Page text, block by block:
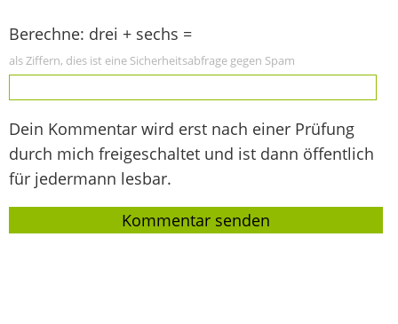
Berechne: drei + sechs =
als Ziffern, dies ist eine Sicherheitsabfrage gegen Spam
Dein Kommentar wird erst nach einer Prüfung
durch mich freigeschaltet und ist dann öffentlich
für jedermann lesbar.